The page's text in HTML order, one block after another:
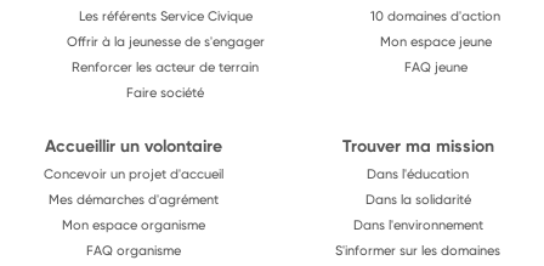
Les référents Service Civique
Offrir à la jeunesse de s'engager
Renforcer les acteur de terrain
Faire société
10 domaines d'action
Mon espace jeune
FAQ jeune
Accueillir un volontaire
Concevoir un projet d'accueil
Mes démarches d'agrément
Mon espace organisme
FAQ organisme
Trouver ma mission
Dans l'éducation
Dans la solidarité
Dans l'environnement
S'informer sur les domaines